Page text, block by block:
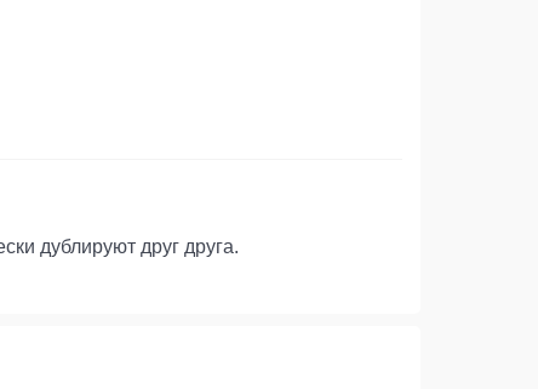
дублируют друг друга.